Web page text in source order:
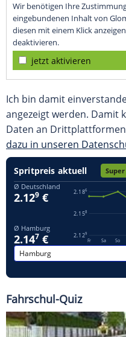
Wir benötigen Ihre
eingebundenen Inhalt von
diesen mit einem Klick
deaktivieren.
jetzt aktivieren
Ich bin damit
angezeigt werden. Damit
Daten an
dazu in unseren
Fahrschul-Quiz